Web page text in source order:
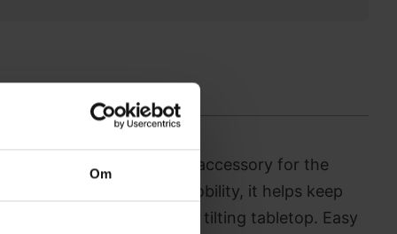
Om
and user-friendly accessory for the
for users with limited mobility, it helps keep
securely in place on the tilting tabletop. Easy